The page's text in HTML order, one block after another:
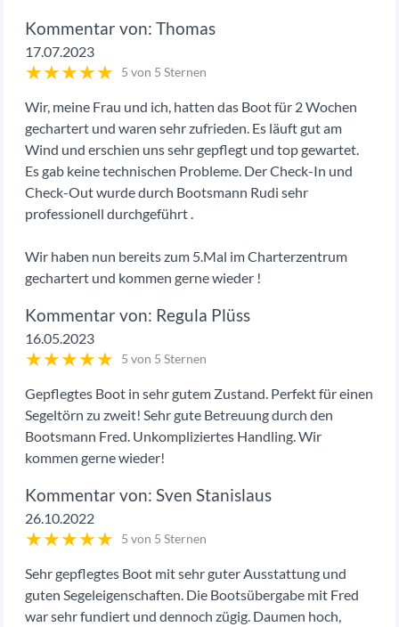
Thomas
17.07.2023
★★★★★ 5 von 5 Sternen
Wir, meine Frau und ich, hatten das Boot für 2 Wochen
gechartert und waren sehr zufrieden. Es läuft gut am
Wind und erschien uns sehr gepflegt und top gewartet.
Es gab keine technischen Probleme. Der Check-In und
Check-Out wurde durch Bootsmann Rudi sehr
professionell durchgeführt .
Wir haben nun bereits zum 5.Mal im Charterzentrum
gechartert und kommen gerne wieder !
Regula Plüss
16.05.2023
★★★★★ 5 von 5 Sternen
Gepflegtes Boot in sehr gutem Zustand. Perfekt für einen
Segeltörn zu zweit! Sehr gute Betreuung durch den
Bootsmann Fred. Unkompliziertes Handling. Wir
kommen gerne wieder!
Sven Stanislaus
26.10.2022
★★★★★ 5 von 5 Sternen
Sehr gepflegtes Boot mit sehr guter Ausstattung und
guten Segeleigenschaften. Die Bootsübergabe mit Fred
war sehr fundiert und dennoch zügig. Daumen hoch,